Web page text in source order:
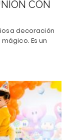
CON
decoración
Es un